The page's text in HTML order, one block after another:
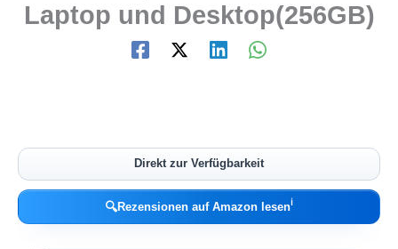
Laptop und Desktop(256GB)
Direkt zur Verfügbarkeit
🔍Rezensionen auf Amazon lesenℹ︎